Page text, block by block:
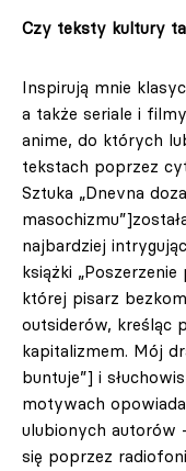
Czy teksty kultury
Inspirują mnie
a także seriale i
anime, do których
tekstach poprzez
Sztuka „Dnevna
najbardziej
książki
której pisarz
outsiderów, kreśląc
kapitalizmem. Mój
buntuje”] i
motywach
ulubionych autorów
się poprzez